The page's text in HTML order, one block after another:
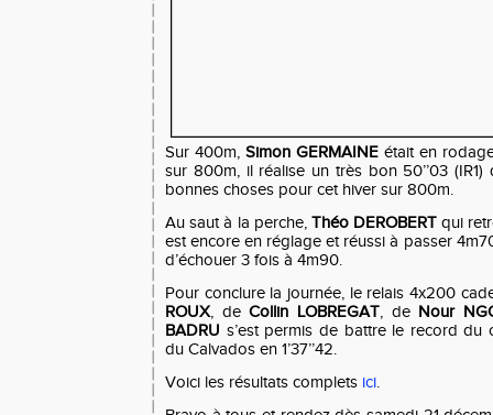
Sur 400m, Simon GERMAINE était en
sur 800m, il réalise un très bon 50’’03
bonnes choses pour cet hiver sur 800m.
Au saut à la perche, Théo DEROBERT qui
est encore en réglage et réussi à passer
d’échouer 3 fois à 4m90.
Pour conclure la journée, le relais 4x200
ROUX, deCollin LOBREGAT, de Nour
BADRU s’est permis de battre le record du
du Calvados en 1’37’’42.
Voici les résultats complets ici.